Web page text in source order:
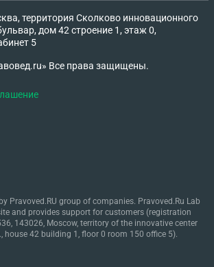
территория Сколково инновационного
дом 42 строение 1, этаж 0,
5
Все права защищены.
Pravoved.RU group of companies. Pravoved.Ru Lab
and provides support for customers (registration
143026, Moscow, territory of the innovative center
house 42 building 1, floor 0 room 150 office 5).